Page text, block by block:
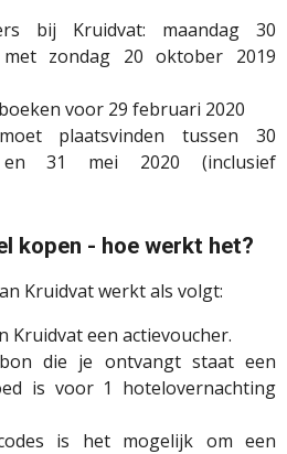
bij Kruidvat: maandag 30
zondag 20 oktober 2019
voor 29 februari 2020
plaatsvinden tussen 30
en 31 mei 2020 (inclusief
kopen - hoe werkt het?
Kruidvat werkt als volgt:
Kruidvat een actievoucher.
die je ontvangt staat een
is voor 1 hotelovernachting
is het mogelijk om een